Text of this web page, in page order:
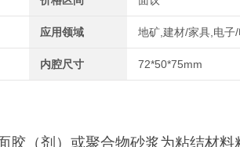
应用领域 地矿,建材/家具,电子
内腔尺寸 72*50*75mm
胶（剂）或聚合物砂浆为粘结材